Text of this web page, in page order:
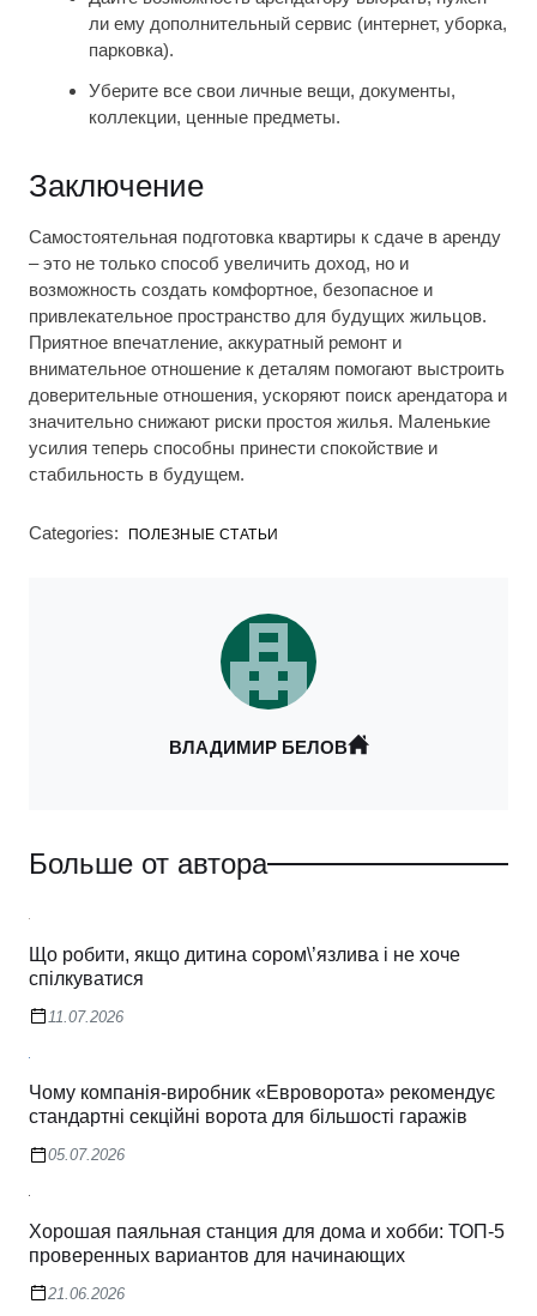
ли ему дополнительный сервис (интернет, уборка,
парковка).
Уберите все свои личные вещи, документы,
коллекции, ценные предметы.
Заключение
Самостоятельная подготовка квартиры к сдаче в аренду
– это не только способ увеличить доход, но и
возможность создать комфортное, безопасное и
привлекательное пространство для будущих жильцов.
Приятное впечатление, аккуратный ремонт и
внимательное отношение к деталям помогают выстроить
доверительные отношения, ускоряют поиск арендатора и
значительно снижают риски простоя жилья. Маленькие
усилия теперь способны принести спокойствие и
стабильность в будущем.
Categories: ПОЛЕЗНЫЕ СТАТЬИ
ВЛАДИМИР БЕЛОВ
Больше от автора
Що робити, якщо дитина сором\’язлива і не хоче
спілкуватися
11.07.2026
Чому компанія-виробник «Евроворота» рекомендує
стандартні секційні ворота для більшості гаражів
05.07.2026
Хорошая паяльная станция для дома и хобби: ТОП-5
проверенных вариантов для начинающих
21.06.2026